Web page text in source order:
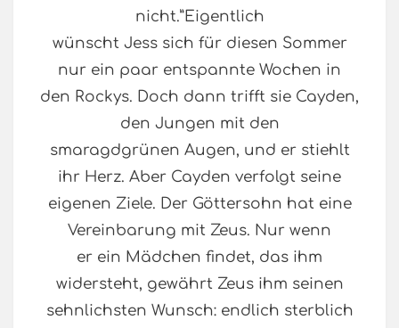
nicht.”Eigentlich
wünscht Jess sich für diesen Sommer
nur ein paar entspannte Wochen in
den Rockys. Doch dann trifft sie Cayden,
den Jungen mit den
smaragdgrünen Augen, und er stiehlt
ihr Herz. Aber Cayden verfolgt seine
eigenen Ziele. Der Göttersohn hat eine
Vereinbarung mit Zeus. Nur wenn
er ein Mädchen findet, das ihm
widersteht, gewährt Zeus ihm seinen
sehnlichsten Wunsch: endlich sterblich